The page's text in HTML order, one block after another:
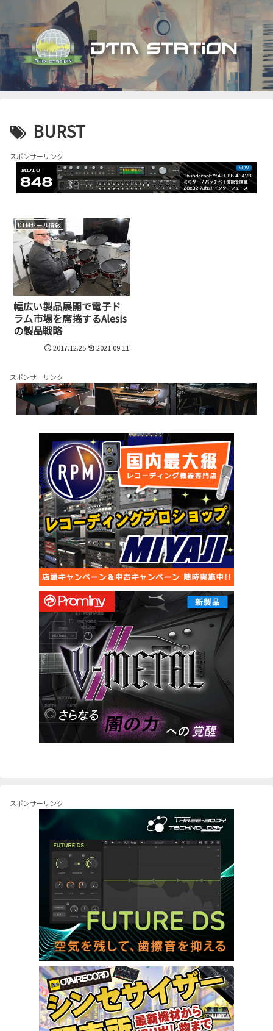
BURST
スポンサーリンク
DTMセール情報
幅広い製品展開で電子ド
ラム市場を席捲するAlesis
の製品戦略
2017.12.25 2021.09.11
スポンサーリンク
スポンサーリンク